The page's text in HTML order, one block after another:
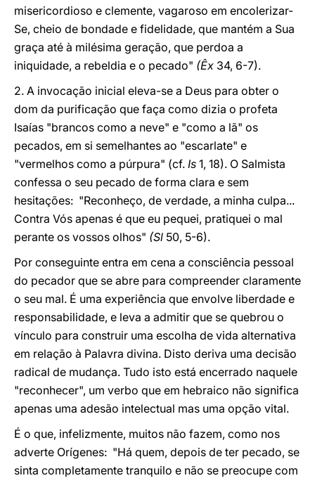
misericordioso e clemente, vagaroso em encolerizar-
Se, cheio de bondade e fidelidade, que mantém a Sua
graça até à milésima geração, que perdoa a
iniquidade, a rebeldia e o pecado" (Êx 34, 6-7).
2. A invocação inicial eleva-se a Deus para obter o
dom da purificação que faça como dizia o profeta
Isaías "brancos como a neve" e "como a lã" os
pecados, em si semelhantes ao "escarlate" e
"vermelhos como a púrpura" (cf. Is 1, 18). O Salmista
confessa o seu pecado de forma clara e sem
hesitações: "Reconheço, de verdade, a minha culpa...
Contra Vós apenas é que eu pequei, pratiquei o mal
perante os vossos olhos" (Sl 50, 5-6).
Por conseguinte entra em cena a consciência pessoal
do pecador que se abre para compreender claramente
o seu mal. É uma experiência que envolve liberdade e
responsabilidade, e leva a admitir que se quebrou o
vínculo para construir uma escolha de vida alternativa
em relação à Palavra divina. Disto deriva uma decisão
radical de mudança. Tudo isto está encerrado naquele
"reconhecer", um verbo que em hebraico não significa
apenas uma adesão intelectual mas uma opção vital.
É o que, infelizmente, muitos não fazem, como nos
adverte Orígenes: "Há quem, depois de ter pecado, se
sinta completamente tranquilo e não se preocupe com